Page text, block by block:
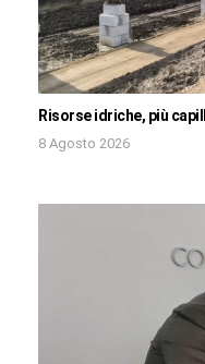
Risorse idriche, più
8 Agosto 2026